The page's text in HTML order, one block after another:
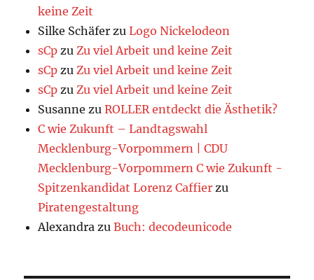
keine Zeit
Silke Schäfer zuLogo Nickelodeon
sCp zuZu viel Arbeit und keine Zeit
sCp zuZu viel Arbeit und keine Zeit
sCp zuZu viel Arbeit und keine Zeit
Susanne zuROLLER entdeckt die Ästhetik?
C wie Zukunft – Landtagswahl
Mecklenburg-Vorpommern | CDU
Mecklenburg-Vorpommern C wie Zukunft -
Spitzenkandidat Lorenz Caffier zu
Piratengestaltung
Alexandra zuBuch: decodeunicode